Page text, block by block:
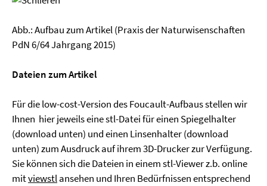
Abb.: Aufbau zum Artikel (Praxis der Naturwisenschaften
PdN 6/64 Jahrgang 2015)
Dateien zum Artikel
Für die low-cost-Version des Foucault-Aufbaus stellen wir
Ihnen hier jeweils eine stl-Datei für einen Spiegelhalter
(download unten) und einen Linsenhalter (download
unten) zum Ausdruck auf ihrem 3D-Drucker zur Verfügung.
Sie können sich die Dateien in einem stl-Viewer z.b. online
mitviewstlansehen und Ihren Bedürfnissen entsprechend